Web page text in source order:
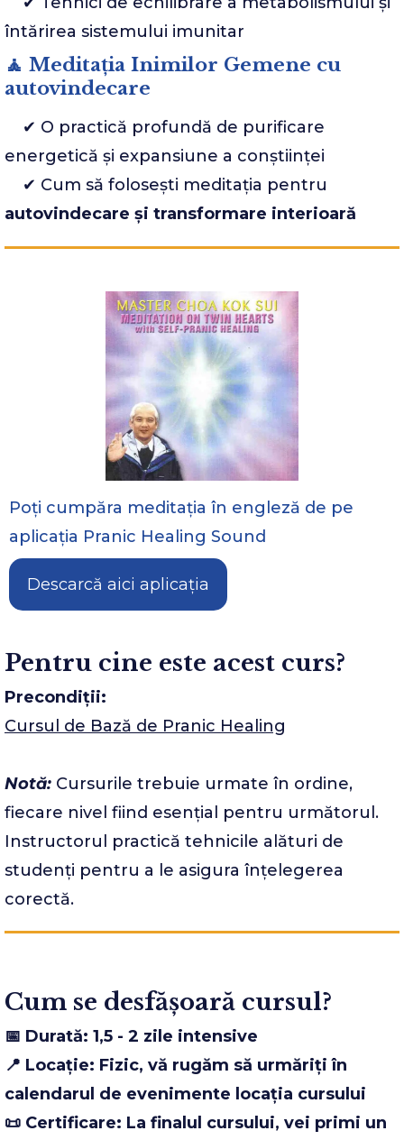
întărirea sistemului imunitar
🧘 Meditația Inimilor Gemene cu
autovindecare
✔ O practică profundă de purificare
energetică și expansiune a conștiinței
✔ Cum să folosești meditația pentru
autovindecare și transformare interioară
Poți cumpăra meditația în engleză de pe
aplicația Pranic Healing Sound
Descarcă aici aplicația
Pentru cine este acest curs?
Precondiții:
Cursul de Bază de Pranic Healing
Notă: Cursurile trebuie urmate în ordine,
fiecare nivel fiind esențial pentru următorul.
Instructorul practică tehnicile alături de
studenți pentru a le asigura înțelegerea
corectă.
Cum se desfășoară cursul?
📅 Durată: 1,5 - 2 zile intensive
📍 Locație: Fizic, vă rugăm să urmăriți în
calendarul de evenimente locația cursului
📜 Certificare: La finalul cursului, vei primi un